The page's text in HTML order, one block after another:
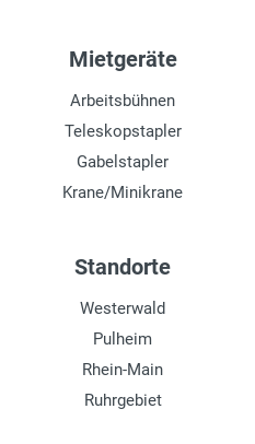
Mietgeräte
Arbeitsbühnen
Teleskopstapler
Gabelstapler
Krane/Minikrane
Standorte
Westerwald
Pulheim
Rhein-Main
Ruhrgebiet